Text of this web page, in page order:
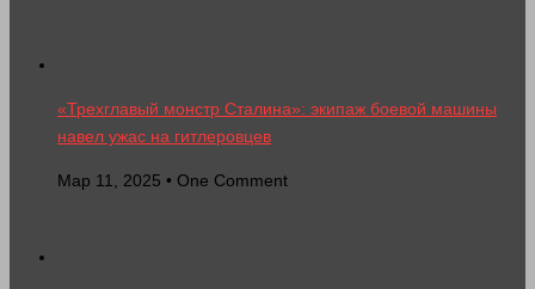
«Трехглавый монстр Сталина»: экипаж боевой машины
навел ужас на гитлеровцев
Мар 11, 2025 • One Comment